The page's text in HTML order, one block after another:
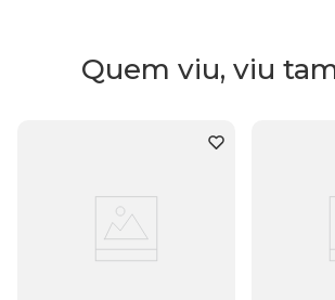
Quem viu, viu